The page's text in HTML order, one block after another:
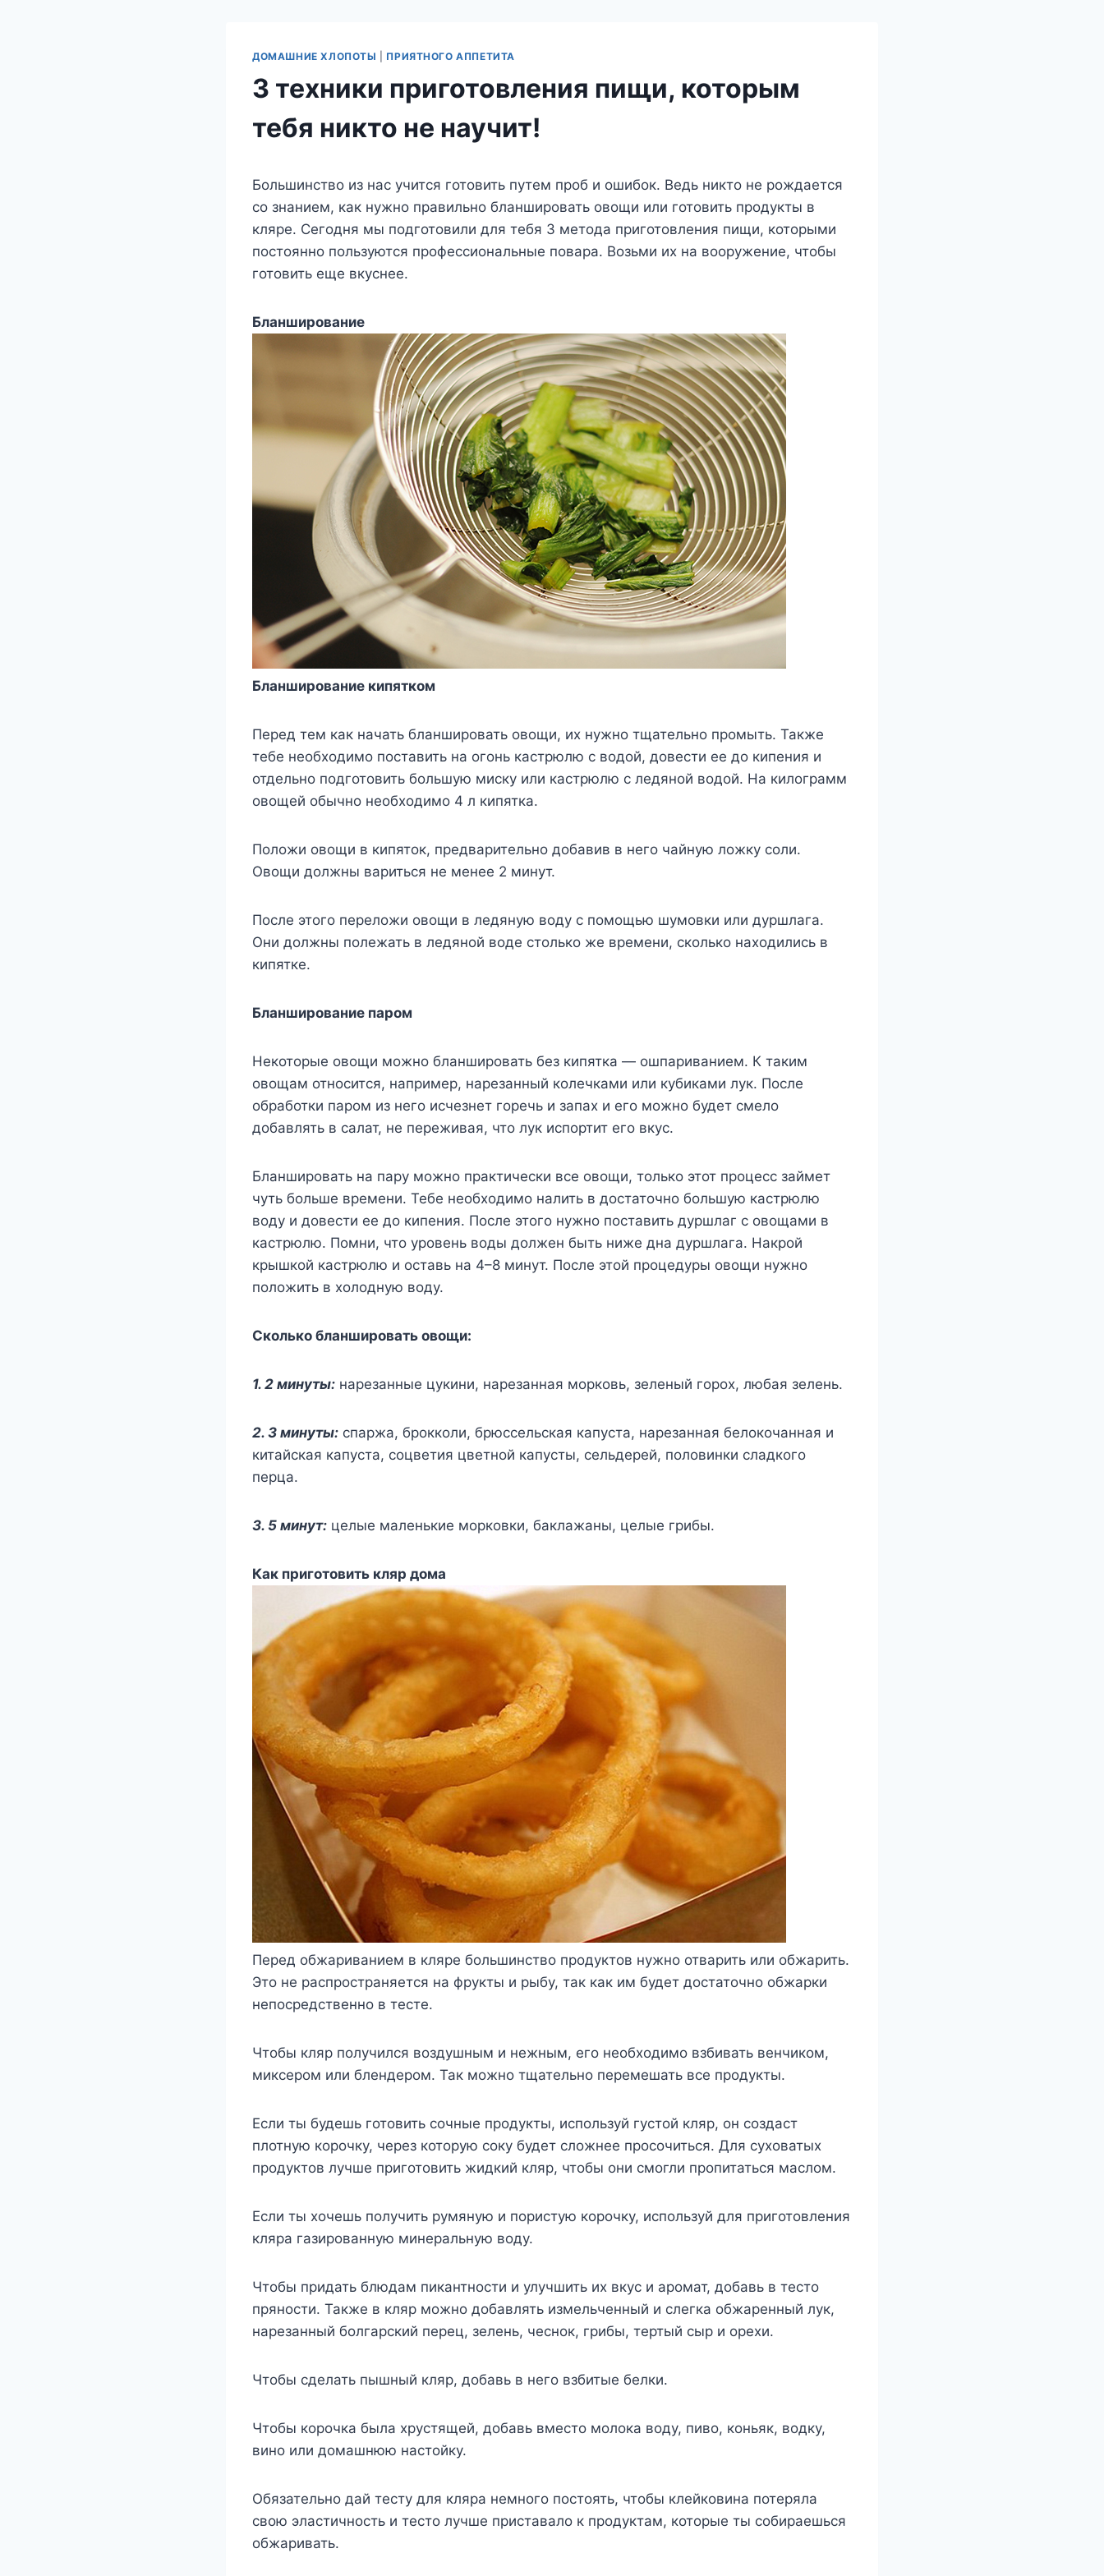
ДОМАШНИЕ ХЛОПОТЫ ПРИЯТНОГО АППЕТИТА
3 техники приготовления пищи, которым
тебя никто не научит!
Большинство из нас учится готовить путем проб и ошибок. Ведь никто не рождается
со знанием, как нужно правильно бланшировать овощи или готовить продукты в
кляре. Сегодня мы подготовили для тебя 3 метода приготовления пищи, которыми
постоянно пользуются профессиональные повара. Возьми их на вооружение, чтобы
готовить еще вкуснее.
Бланширование
Бланширование кипятком
Перед тем как начать бланшировать овощи, их нужно тщательно промыть. Также
тебе необходимо поставить на огонь кастрюлю с водой, довести ее до кипения и
отдельно подготовить большую миску или кастрюлю с ледяной водой. На килограмм
овощей обычно необходимо 4 л кипятка.
Положи овощи в кипяток, предварительно добавив в него чайную ложку соли.
Овощи должны вариться не менее 2 минут.
После этого переложи овощи в ледяную воду с помощью шумовки или дуршлага.
Они должны полежать в ледяной воде столько же времени, сколько находились в
кипятке.
Бланширование паром
Некоторые овощи можно бланшировать без кипятка — ошпариванием. К таким
овощам относится, например, нарезанный колечками или кубиками лук. После
обработки паром из него исчезнет горечь и запах и его можно будет смело
добавлять в салат, не переживая, что лук испортит его вкус.
Бланшировать на пару можно практически все овощи, только этот процесс займет
чуть больше времени. Тебе необходимо налить в достаточно большую кастрюлю
воду и довести ее до кипения. После этого нужно поставить дуршлаг с овощами в
кастрюлю. Помни, что уровень воды должен быть ниже дна дуршлага. Накрой
крышкой кастрюлю и оставь на 4–8 минут. После этой процедуры овощи нужно
положить в холодную воду.
Сколько бланшировать овощи:
1. 2 минуты: нарезанные цукини, нарезанная морковь, зеленый горох, любая зелень.
2. 3 минуты: спаржа, брокколи, брюссельская капуста, нарезанная белокочанная и
китайская капуста, соцветия цветной капусты, сельдерей, половинки сладкого
перца.
3. 5 минут: целые маленькие морковки, баклажаны, целые грибы.
Как приготовить кляр дома
Перед обжариванием в кляре большинство продуктов нужно отварить или обжарить.
Это не распространяется на фрукты и рыбу, так как им будет достаточно обжарки
непосредственно в тесте.
Чтобы кляр получился воздушным и нежным, его необходимо взбивать венчиком,
миксером или блендером. Так можно тщательно перемешать все продукты.
Если ты будешь готовить сочные продукты, используй густой кляр, он создаст
плотную корочку, через которую соку будет сложнее просочиться. Для суховатых
продуктов лучше приготовить жидкий кляр, чтобы они смогли пропитаться маслом.
Если ты хочешь получить румяную и пористую корочку, используй для приготовления
кляра газированную минеральную воду.
Чтобы придать блюдам пикантности и улучшить их вкус и аромат, добавь в тесто
пряности. Также в кляр можно добавлять измельченный и слегка обжаренный лук,
нарезанный болгарский перец, зелень, чеснок, грибы, тертый сыр и орехи.
Чтобы сделать пышный кляр, добавь в него взбитые белки.
Чтобы корочка была хрустящей, добавь вместо молока воду, пиво, коньяк, водку,
вино или домашнюю настойку.
Обязательно дай тесту для кляра немного постоять, чтобы клейковина потеряла
свою эластичность и тесто лучше приставало к продуктам, которые ты собираешься
обжаривать.